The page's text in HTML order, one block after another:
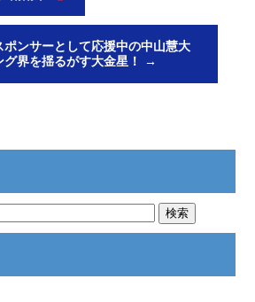
ポンサーとして応援中の中山慧大
界を揺るがす大金星！
→